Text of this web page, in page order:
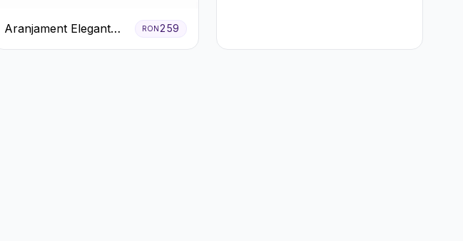
Aranjament Elegant
Alb-Verde în Cutie Gri
RON259